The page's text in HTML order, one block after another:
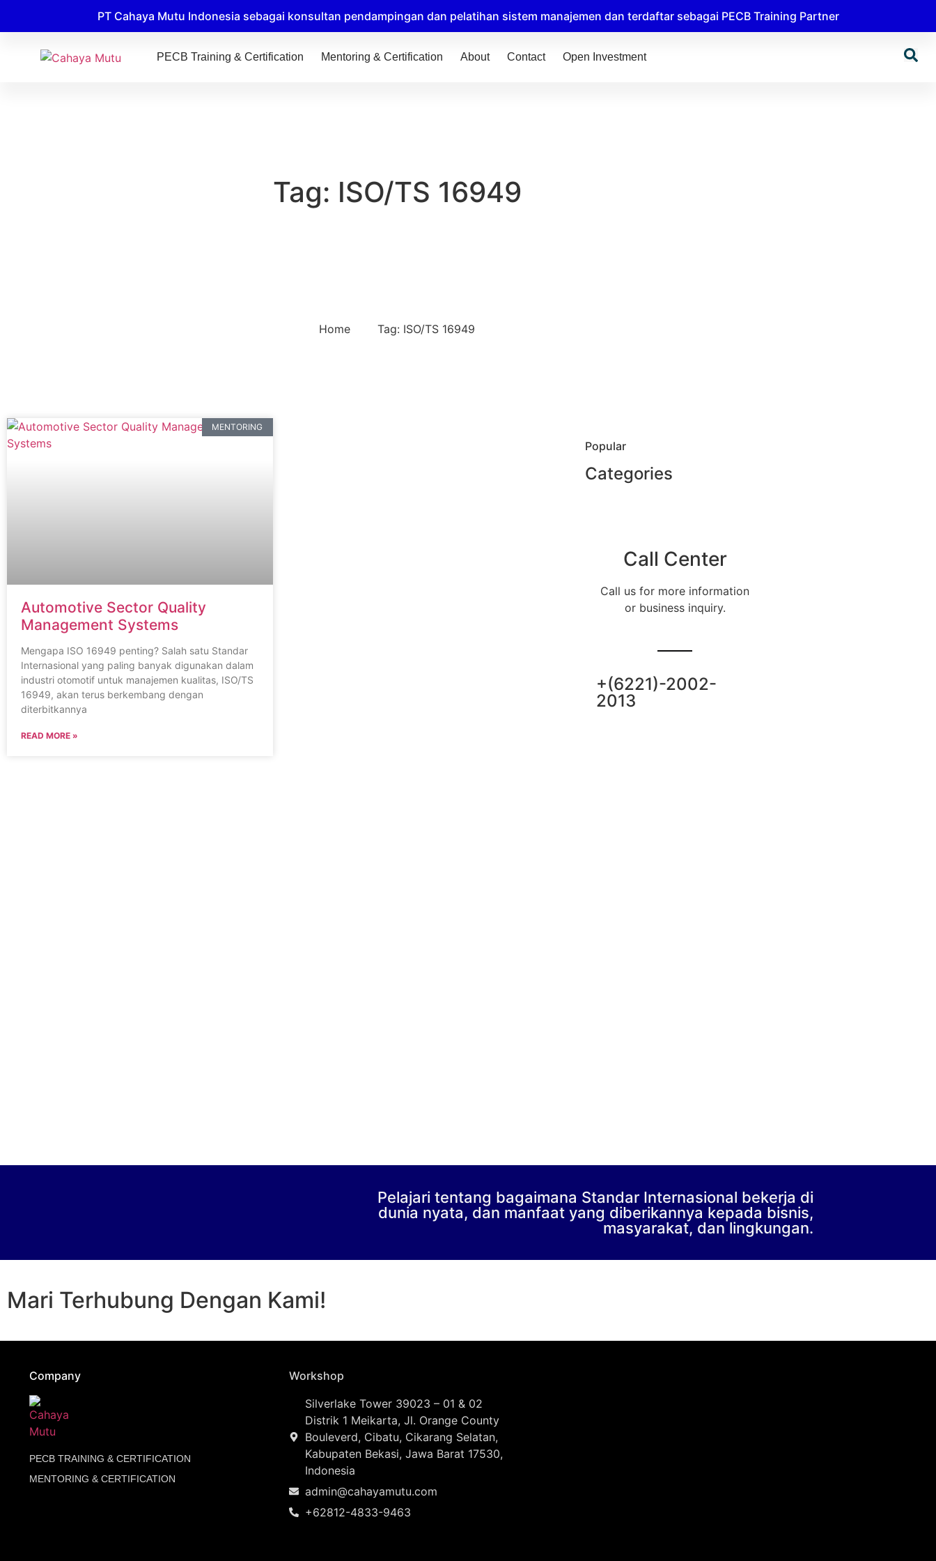
PT Cahaya Mutu Indonesia sebagai konsultan pendampingan dan pelatihan sistem manajemen dan terdaftar sebagai PECB Training Partner
PECB Training & Certification Mentoring & Certification About Contact Open Investment
Tag: ISO/TS 16949
Home Tag: ISO/TS 16949
MENTORING
Automotive Sector Quality
Management Systems
Mengapa ISO 16949 penting? Salah satu Standar
Internasional yang paling banyak digunakan dalam
industri otomotif untuk manajemen kualitas, ISO/TS
16949, akan terus berkembang dengan
diterbitkannya
READ MORE »
Popular
Categories
Call Center
Call us for more information
or business inquiry.
+(6221)-2002-
2013
Pelajari tentang bagaimana Standar Internasional bekerja di
dunia nyata, dan manfaat yang diberikannya kepada bisnis,
masyarakat, dan lingkungan.
Mari Terhubung Dengan Kami!
Company
PECB TRAINING & CERTIFICATION
MENTORING & CERTIFICATION
Workshop
Silverlake Tower 39023 – 01 & 02
Distrik 1 Meikarta, Jl. Orange County
Bouleverd, Cibatu, Cikarang Selatan,
Kabupaten Bekasi, Jawa Barat 17530,
Indonesia
admin@cahayamutu.com
+62812-4833-9463